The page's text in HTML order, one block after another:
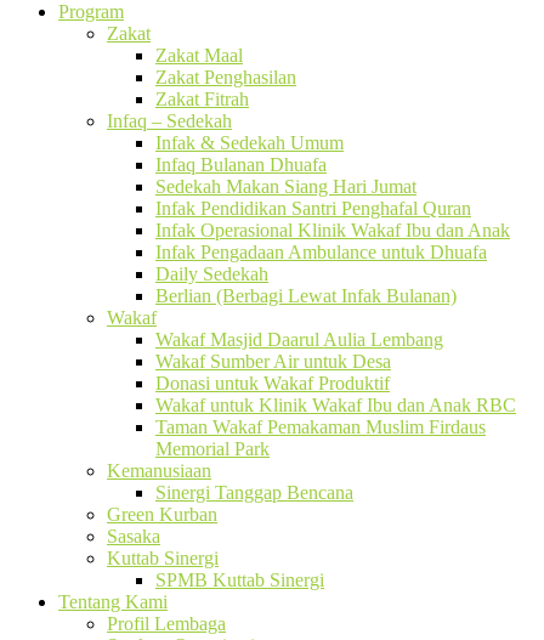
Program
Zakat
Zakat Maal
Zakat Penghasilan
Zakat Fitrah
Infaq – Sedekah
Infak & Sedekah Umum
Infaq Bulanan Dhuafa
Sedekah Makan Siang Hari Jumat
Infak Pendidikan Santri Penghafal Quran
Infak Operasional Klinik Wakaf Ibu dan Anak
Infak Pengadaan Ambulance untuk Dhuafa
Daily Sedekah
Berlian (Berbagi Lewat Infak Bulanan)
Wakaf
Wakaf Masjid Daarul Aulia Lembang
Wakaf Sumber Air untuk Desa
Donasi untuk Wakaf Produktif
Wakaf untuk Klinik Wakaf Ibu dan Anak RBC
Taman Wakaf Pemakaman Muslim Firdaus
Memorial Park
Kemanusiaan
Sinergi Tanggap Bencana
Green Kurban
Sasaka
Kuttab Sinergi
SPMB Kuttab Sinergi
Tentang Kami
Profil Lembaga